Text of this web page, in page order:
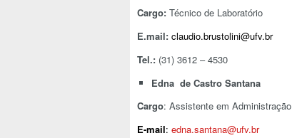
Cargo: Técnico de Laboratório
E.mail: claudio.brustolini@ufv.br
Tel.: (31) 3612 – 4530
Edna de Castro Santana
Cargo: Assistente em Administração
E-mail: edna.santana@ufv.br